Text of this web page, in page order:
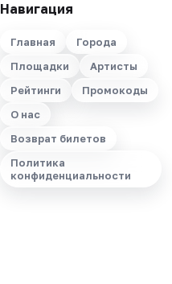
Навигация
Главная
Города
Площадки
Артисты
Рейтинги
Промокоды
О нас
Возврат билетов
Политика
конфиденциальности